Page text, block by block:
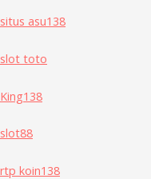
situs asu138
slot toto
King138
slot88
rtp koin138